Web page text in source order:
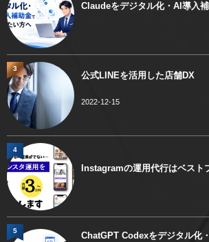
Claudeをデジタル化・AI導入
公式LINEを活用した店舗DX
2022-12-15
3
Instagramの運用代行はベスト
4
ChatGPT Codexをデジタル化
5